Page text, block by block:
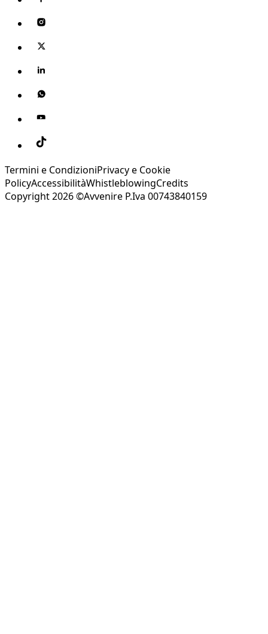
Termini e CondizioniPrivacy e Cookie
PolicyAccessibilitàWhistleblowingCredits
Copyright 2026 ©Avvenire P.Iva 00743840159